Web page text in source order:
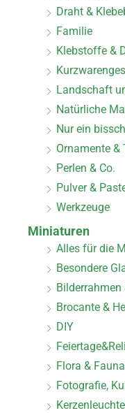
Draht &
Familie
Klebstoffe &
Landschaft
Natürliche
Nur ein
Ornamente &
Perlen & Co.
Pulver &
Werkzeuge
Miniaturen
Alles für die
Besondere
Bilderrahmen
Brocante &
DIY
Flora & Fauna
Fotografie,